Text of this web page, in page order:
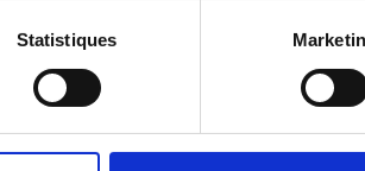
Statistiques
CLIQUEZ POUR